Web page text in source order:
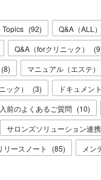
Topics (92) Q&A（ALL）
Q&A（forクリニック） (9
(8) マニュアル（エステ）
ック）
(3) ドキュメント
前のよくあるご質問 (10)
サロンズソリューション連携
リースノート (85) メン